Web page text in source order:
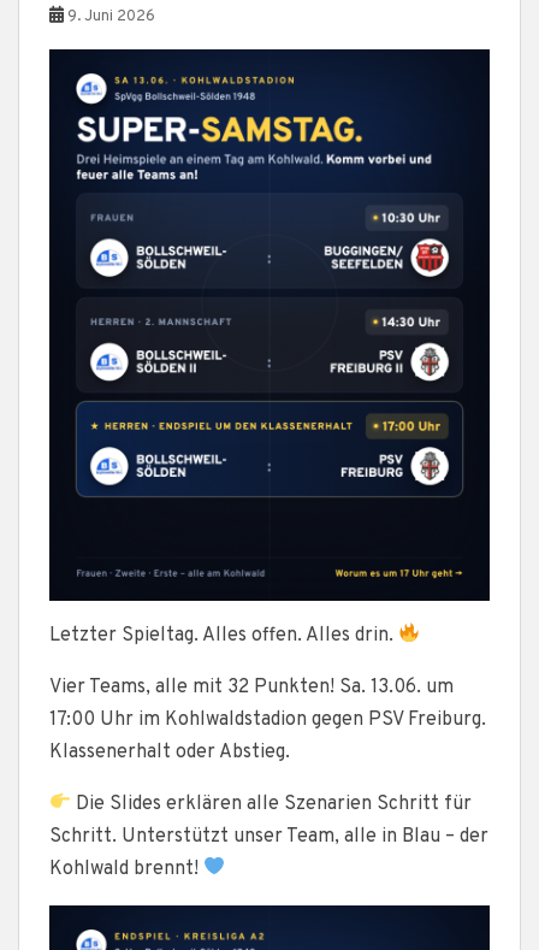
9. Juni 2026
Letzter Spieltag. Alles offen. Alles drin.
Vier Teams, alle mit 32 Punkten! Sa. 13.06. um
17:00 Uhr im Kohlwaldstadion gegen PSV Freiburg.
Klassenerhalt oder Abstieg.
Die Slides erklären alle Szenarien Schritt für
Schritt. Unterstützt unser Team, alle in Blau – der
Kohlwald brennt!